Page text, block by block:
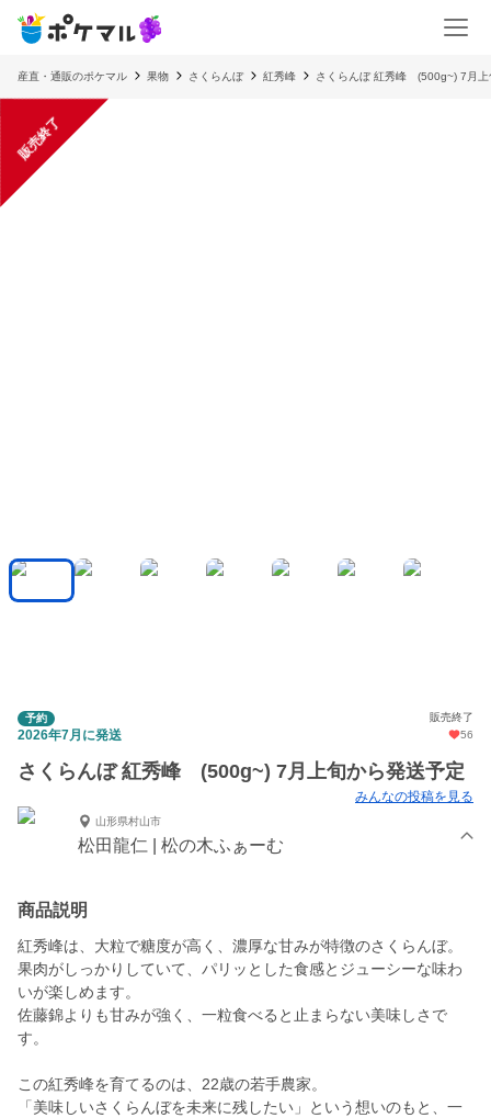
産直・通販のポケマル 果物 さくらんぼ 紅秀峰 さくらんぼ 紅秀峰 (500g~) 7月上
販売終了
予約 販売終了
2026年7月に発送 56
さくらんぼ 紅秀峰 (500g~) 7月上旬から発送予定
みんなの投稿を見る
山形県村山市
松田龍仁 | 松の木ふぁーむ
商品説明
紅秀峰は、大粒で糖度が高く、濃厚な甘みが特徴のさくらんぼ。
果肉がしっかりしていて、パリッとした食感とジューシーな味わ
いが楽しめます。
佐藤錦よりも甘みが強く、一粒食べると止まらない美味しさで
す。
この紅秀峰を育てるのは、22歳の若手農家。
「美味しいさくらんぼを未来に残したい」という想いのもと、一